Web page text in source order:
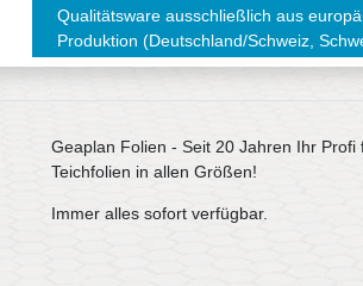
Qualitätsware ausschließlich aus
Produktion (Deutschland/Schweiz,
Geaplan Folien - Seit 20 Jahren Ihr Profi
Teichfolien in allen Größen!
Immer alles sofort verfügbar.